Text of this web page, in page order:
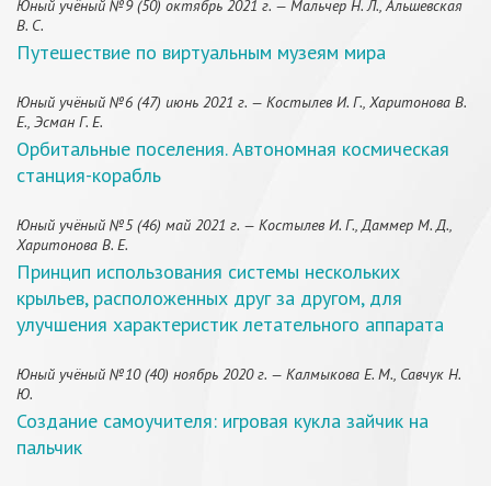
Юный учёный №9 (50) октябрь 2021 г. — Мальчер Н. Л., Альшевская
В. С.
Путешествие по виртуальным музеям мира
Юный учёный №6 (47) июнь 2021 г. — Костылев И. Г., Харитонова В.
Е., Эсман Г. Е.
Орбитальные поселения. Автономная космическая
станция-корабль
Юный учёный №5 (46) май 2021 г. — Костылев И. Г., Даммер М. Д.,
Харитонова В. Е.
Принцип использования системы нескольких
крыльев, расположенных друг за другом, для
улучшения характеристик летательного аппарата
Юный учёный №10 (40) ноябрь 2020 г. — Калмыкова Е. М., Савчук Н.
Ю.
Создание самоучителя: игровая кукла зайчик на
пальчик